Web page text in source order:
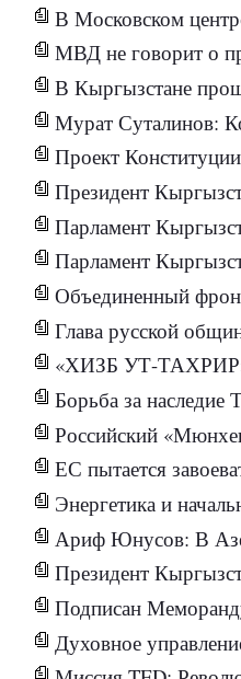
В Московском центре
МВД не говорит о
В Кыргызстане
Мурат Суталинов: Комитет
Проект Конституции
Президент Кыргызстана уполномочил
Парламент Кыргызстана
Парламент Кыргызстана
Объединенный фронт «За
Глава русской общины
«ХИЗБ УТ-
Борьба за наследие
Российский
ЕС пытается
Энергетика и
Ариф Юнусов: В
Президент Кыргызстана
Подписан Меморандум о
Духовное управление